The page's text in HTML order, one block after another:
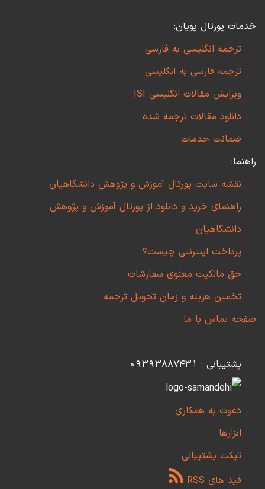
خدمات پورتال پویان:
ترجمه انگلیسی به فارسی
ترجمه فارسی به انگلیسی
ویرایش مقالات انگلیسی ISI
دانلود مقالات ترجمه شده
ضمانت خدمات
راهنما:
نقشه سایت پورتال آموزش و پژوهش دانشگاهیان
راهنمای خرید و دانلود از پورتال آموزش و پژوهش
دانشگاهیان
پرداخت اینترنتی چیست؟
حق مالکیت معنوی سفارشات
تخمین هزینه و زمان تحویل ترجمه
صفحه تماس با ما
پشتیبانی : 09393887431
دعوت به همکاری
ابزارها
تیکت پشتیبانی
فید های RSS